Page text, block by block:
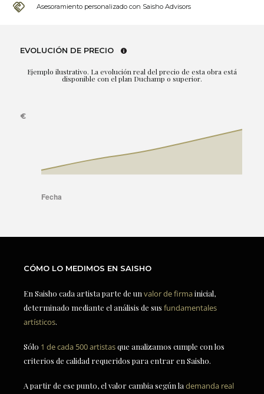
Asesoramiento personalizado con Saisho Advisors
EVOLUCIÓN DE PRECIO
Ejemplo ilustrativo. La evolución real del precio de esta obra está
disponible con el plan Duchamp o superior.
CÓMO LO MEDIMOS EN SAISHO
En Saisho cada artista parte de un valor de firmainicial,
determinado mediante el análisis de sus fundamentales
artísticos.
Sólo 1 de cada 500 artistasque analizamos cumple con los
criterios de calidad requeridos para entrar en Saisho.
A partir de ese punto, el valor cambia según la demanda real